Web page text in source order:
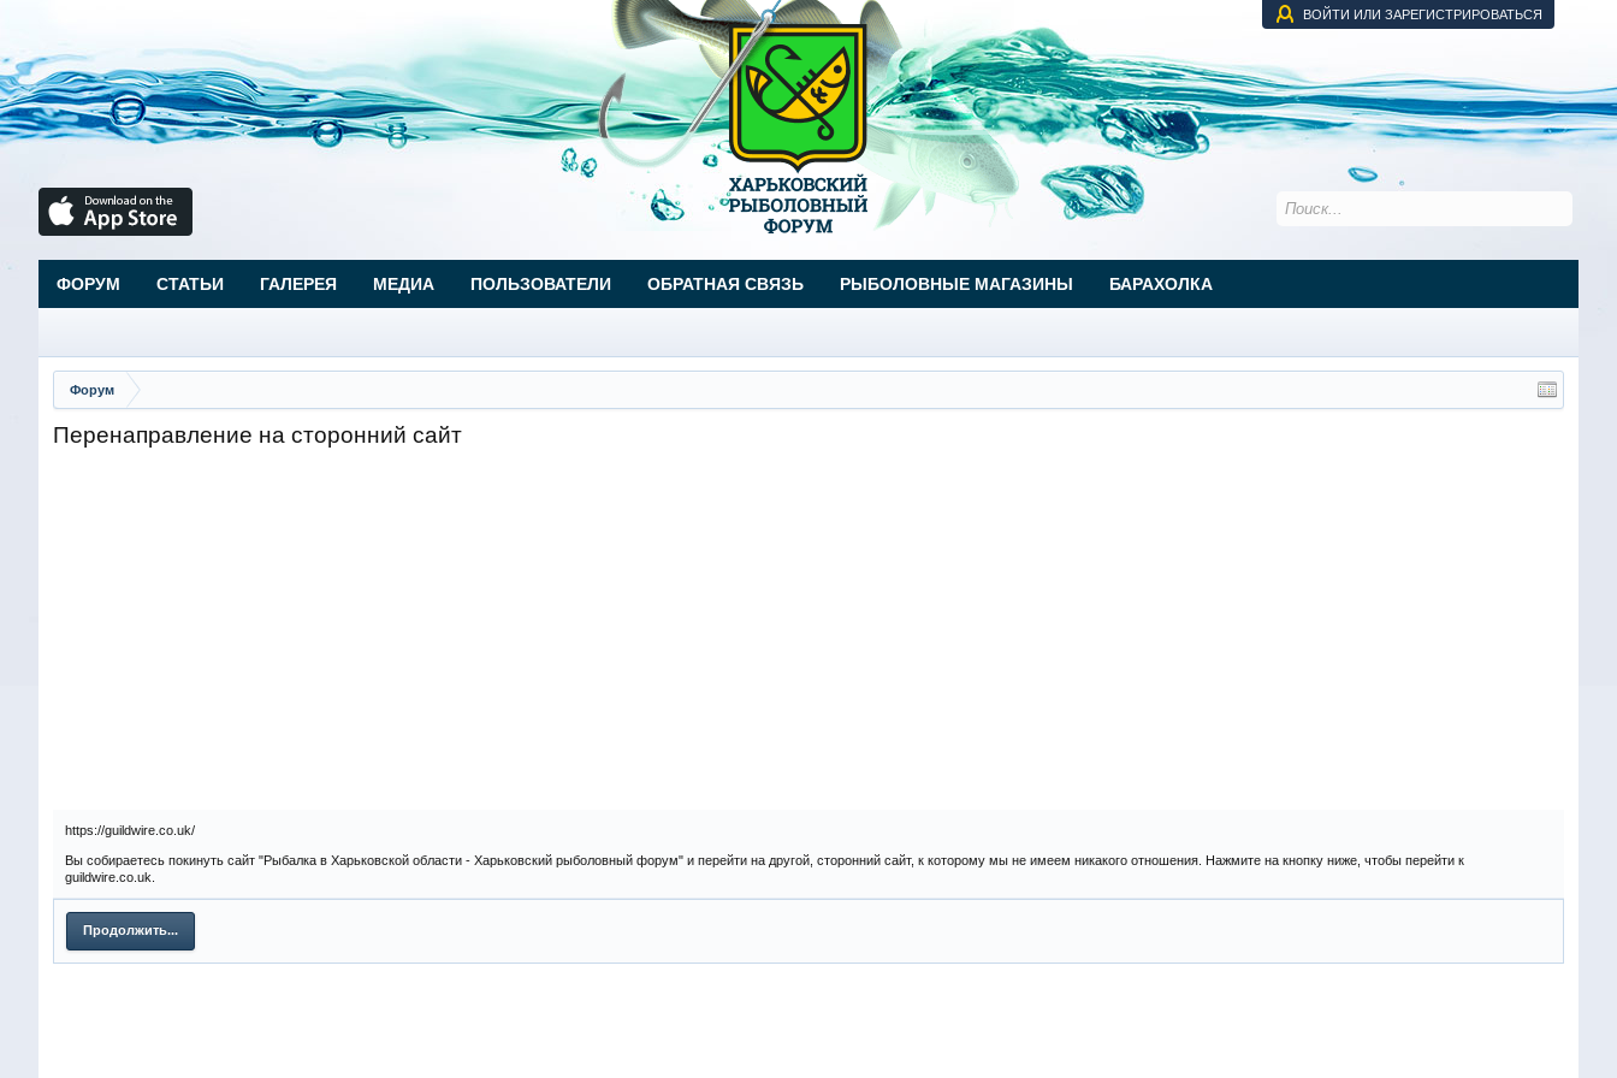
ВОЙТИ ИЛИ ЗАРЕГИСТРИРОВАТЬСЯ
Форум
Перенаправление на сторонний сайт
https://guildwire.co.uk/
Вы собираетесь покинуть сайт "Рыбалка в Харьковской области - Харьковский рыболовный форум" и перейти на другой, сторонний сайт, к которому мы не имеем никакого отношения. Нажмите на кнопку ниже, чтобы перейти к
guildwire.co.uk.
Продолжить...
ФОРУМ СТАТЬИ ГАЛЕРЕЯ МЕДИА ПОЛЬЗОВАТЕЛИ ОБРАТНАЯ СВЯЗЬ РЫБОЛОВНЫЕ МАГАЗИНЫ БАРАХОЛКА